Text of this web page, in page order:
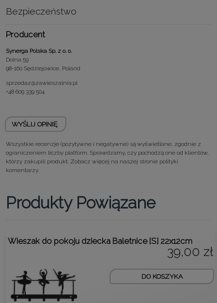
Bezpieczeństwo
Producent
Synerga Polska Sp. z o. o.
Dolna 59
98-160 Sędziejowice, Poland
sprzedaz@zawieszalnia.pl
+48 609 339 504
WYŚLIJ OPINIĘ
Wszystkie recenzje (pozytywne i negatywne) są wyświetlane, zgodnie z
ograniczeniem liczby platform. Sprawdzamy, czy pochodzą one od klientów,
którzy zakupili produkt. Zobacz więcej na naszej stronie polityki
komentarzy.
Produkty Powiązane
Wieszak do pokoju dziecka Baletnice [S] 22x12cm
39,00 zł
DO KOSZYKA